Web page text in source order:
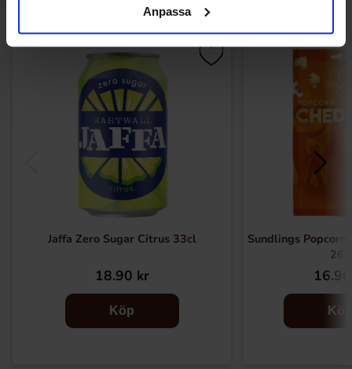
Anpassa
Jaffa Zero Sugar Citrus 33cl
18.90 kr
Köp
Sundlings
26g
Köp